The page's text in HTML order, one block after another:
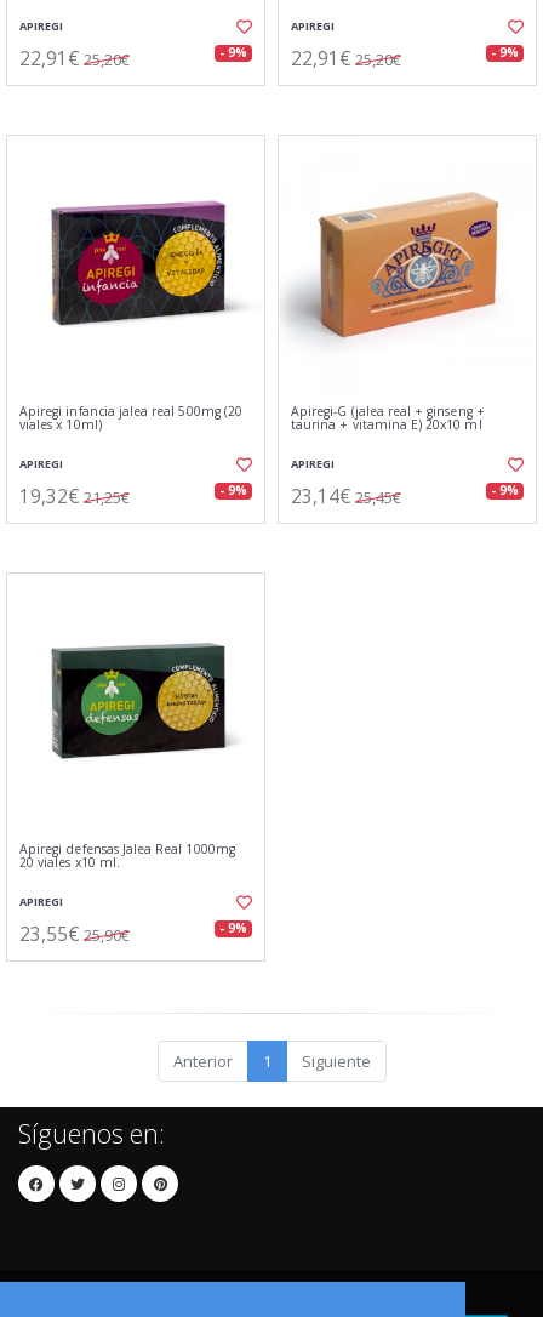
APIREGI
22,91€ 25,20€ - 9%
APIREGI
22,91€ 25,20€ - 9%
Apiregi infancia jalea real 500mg (20
viales x 10ml)
APIREGI
19,32€ 21,25€ - 9%
Apiregi-G (jalea real + ginseng +
taurina + vitamina E) 20x10 ml
APIREGI
23,14€ 25,45€ - 9%
Apiregi defensas Jalea Real 1000mg
20 viales x10 ml.
APIREGI
23,55€ 25,90€ - 9%
Anterior 1 Siguiente
Síguenos en: